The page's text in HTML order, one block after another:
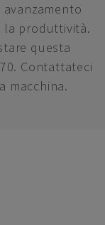
la produttività.
questa
Contattateci
macchina.